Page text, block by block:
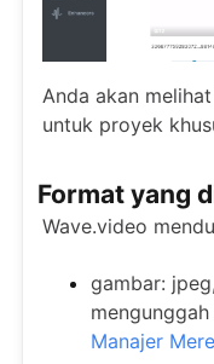
Anda akan
untuk proyek
Format yang
Wave.video
gambar:
Manajer